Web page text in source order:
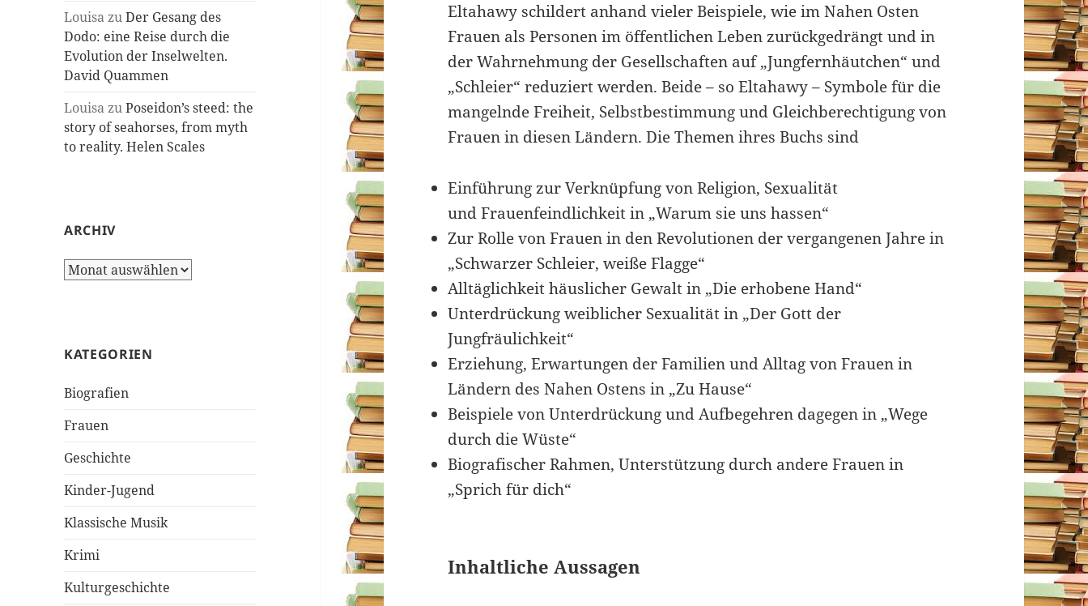
LouisazuDer Gesang des
Dodo: eine Reise durch die
Evolution der Inselwelten.
David Quammen
LouisazuPoseidon’s steed: the
story of seahorses, from myth
to reality. Helen Scales
ARCHIV
Archiv
KATEGORIEN
Biografien
Frauen
Geschichte
Kinder-Jugend
Klassische Musik
Krimi
Kulturgeschichte
Eltahawy schildert anhand vieler Beispiele, wie im Nahen Osten
Frauen als Personen im öffentlichen Leben zurückgedrängt und in
der Wahrnehmung der Gesellschaften auf „Jungfernhäutchen“ und
„Schleier“ reduziert werden. Beide – so Eltahawy – Symbole für die
mangelnde Freiheit, Selbstbestimmung und Gleichberechtigung von
Frauen in diesen Ländern. Die Themen ihres Buchs sind
Einführung zur Verknüpfung von Religion, Sexualität
und Frauenfeindlichkeit in „Warum sie uns hassen“
Zur Rolle von Frauen in den Revolutionen der vergangenen Jahre in
„Schwarzer Schleier, weiße Flagge“
Alltäglichkeit häuslicher Gewalt in „Die erhobene Hand“
Unterdrückung weiblicher Sexualität in „Der Gott der
Jungfräulichkeit“
Erziehung, Erwartungen der Familien und Alltag von Frauen in
Ländern des Nahen Ostens in „Zu Hause“
Beispiele von Unterdrückung und Aufbegehren dagegen in „Wege
durch die Wüste“
Biografischer Rahmen, Unterstützung durch andere Frauen in
„Sprich für dich“
Inhaltliche Aussagen